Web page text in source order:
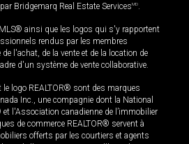
Bridgemarq Real Estate ServicesMD
ainsi que les logos qui s'y rapportent
rendus par les membres
l'achat, de la vente et de la location de
d'un système de vente collaborative.
le logo REALTOR® sont des marques
Inc., une compagnie dont la National
l'Association canadienne de l’immobilier
de commerce REALTOR® servent à
offerts par les courtiers et agents